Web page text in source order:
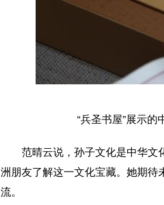
“兵圣书屋”展示
范晴云说，孙子文化是中华文
洲朋友了解这一文化宝藏。她期待
流。